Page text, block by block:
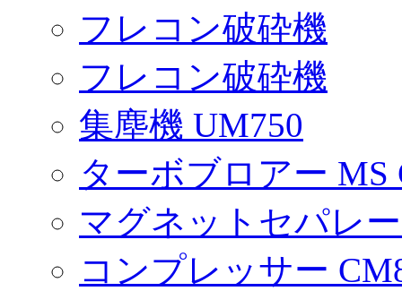
フレコン破砕機
フレコン破砕機
集塵機 UM750
ターボブロアー MS
マグネットセパレ
コンプレッサー